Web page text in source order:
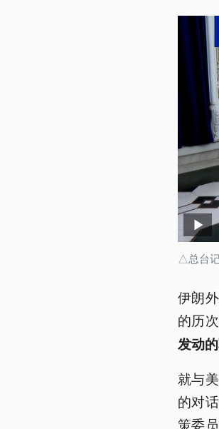
△总台
伊朗
的历
发动
就与
的对
策委